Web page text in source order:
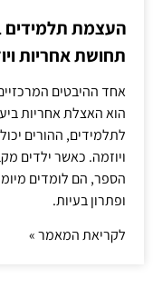
העצמת תלמידים
תחושת אחריות
אחד ההיבטים
הוא האצלת אחריות
לתלמידים, ההורים
ויוזמה. כאשר ילדים
הספר, הם לומדים
ופתרון בעיות.
לקריאת המאמר »